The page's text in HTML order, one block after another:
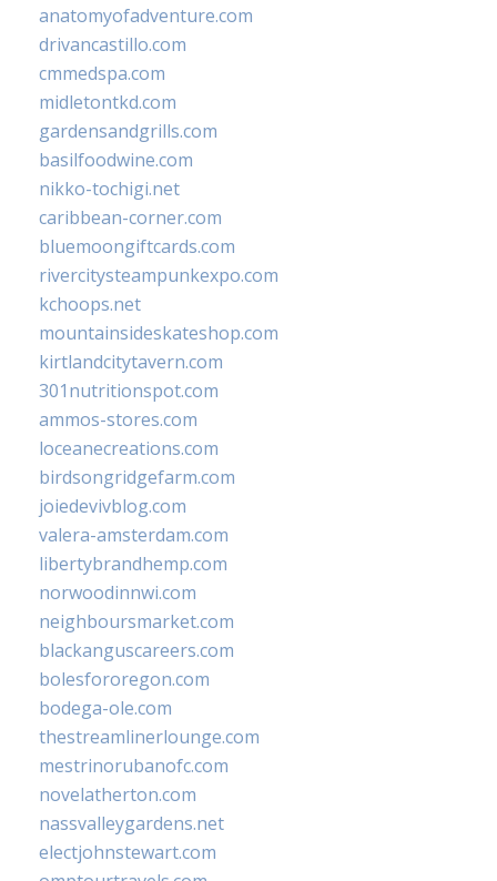
anatomyofadventure.com
drivancastillo.com
cmmedspa.com
midletontkd.com
gardensandgrills.com
basilfoodwine.com
nikko-tochigi.net
caribbean-corner.com
bluemoongiftcards.com
rivercitysteampunkexpo.com
kchoops.net
mountainsideskateshop.com
kirtlandcitytavern.com
301nutritionspot.com
ammos-stores.com
loceanecreations.com
birdsongridgefarm.com
joiedevivblog.com
valera-amsterdam.com
libertybrandhemp.com
norwoodinnwi.com
neighboursmarket.com
blackanguscareers.com
bolesfororegon.com
bodega-ole.com
thestreamlinerlounge.com
mestrinorubanofc.com
novelatherton.com
nassvalleygardens.net
electjohnstewart.com